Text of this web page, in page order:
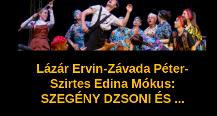
Lázár Ervin-Závada Péter-
Szirtes Edina Mókus:
SZEGÉNY DZSONI ÉS ...